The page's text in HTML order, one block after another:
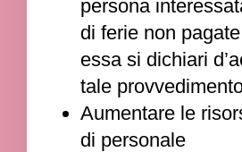
persona
di ferie non
essa si dichiari
tale
Aumentare le
di personale